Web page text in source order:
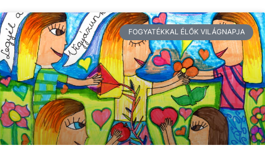
FOGYATÉKKAL ÉLŐK VILÁGNAPJA